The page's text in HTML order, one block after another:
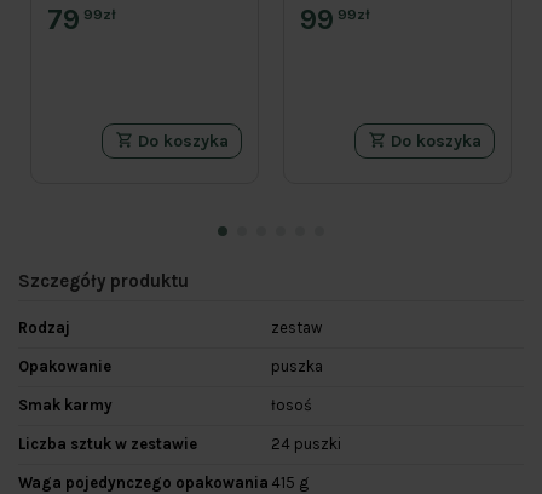
79 99zł
Do koszyka
99 99zł
Do koszyka
Szczegóły produktu
Rodzaj zestaw
Opakowanie puszka
Smak karmy łosoś
Liczba sztuk w zestawie 24 puszki
Waga pojedynczego opakowania 415 g